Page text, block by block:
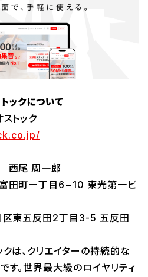
ックについて
トック
西尾 周一郎
田町ー丁目6−10 東光第一ビ
区東五反田2丁目3-5 五反田
は、クリエイターの持続的な
す。世界最大級のロイヤリティ